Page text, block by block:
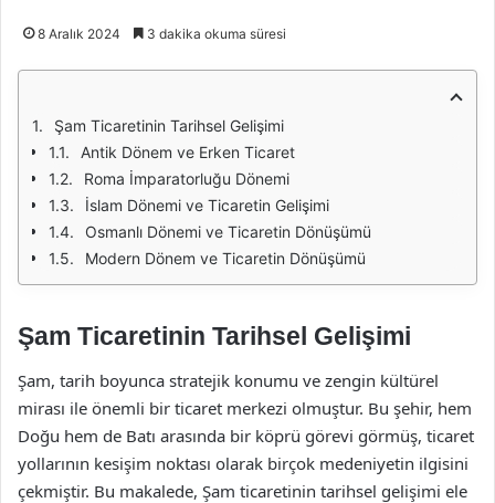
8 Aralık 2024 3 dakika okuma süresi
Şam Ticaretinin Tarihsel Gelişimi
Antik Dönem ve Erken Ticaret
Roma İmparatorluğu Dönemi
İslam Dönemi ve Ticaretin Gelişimi
Osmanlı Dönemi ve Ticaretin Dönüşümü
Modern Dönem ve Ticaretin Dönüşümü
Şam Ticaretinin Tarihsel Gelişimi
Şam, tarih boyunca stratejik konumu ve zengin kültürel
mirası ile önemli bir ticaret merkezi olmuştur. Bu şehir, hem
Doğu hem de Batı arasında bir köprü görevi görmüş, ticaret
yollarının kesişim noktası olarak birçok medeniyetin ilgisini
çekmiştir. Bu makalede, Şam ticaretinin tarihsel gelişimi ele